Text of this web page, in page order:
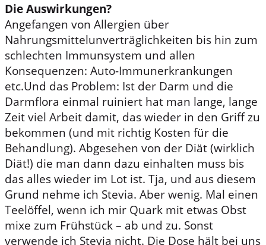
Die Auswirkungen?
Angefangen von Allergien über
Nahrungsmittelunverträglichkeiten bis hin zum
schlechten Immunsystem und allen
Konsequenzen: Auto-Immunerkrankungen
etc.Und das Problem: Ist der Darm und die
Darmflora einmal ruiniert hat man lange, lange
Zeit viel Arbeit damit, das wieder in den Griff zu
bekommen (und mit richtig Kosten für die
Behandlung). Abgesehen von der Diät (wirklich
Diät!) die man dann dazu einhalten muss bis
das alles wieder im Lot ist. Tja, und aus diesem
Grund nehme ich Stevia. Aber wenig. Mal einen
Teelöffel, wenn ich mir Quark mit etwas Obst
mixe zum Frühstück – ab und zu. Sonst
verwende ich Stevia nicht. Die Dose hält bei uns